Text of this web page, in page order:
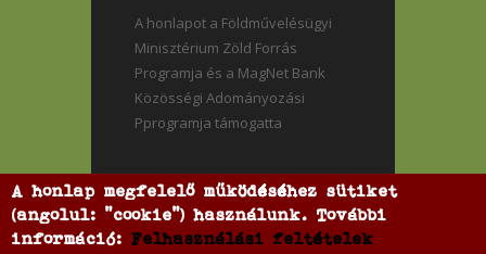
A honlapot a Földművelésügyi
Minisztérium Zöld Forrás
Programja és a MagNet Bank
Közösségi Adományozási
Pprogramja támogatta
A honlap megfelelő működéséhez sütiket
(angolul: "cookie") használunk. További
információ:Felhasználási feltételek